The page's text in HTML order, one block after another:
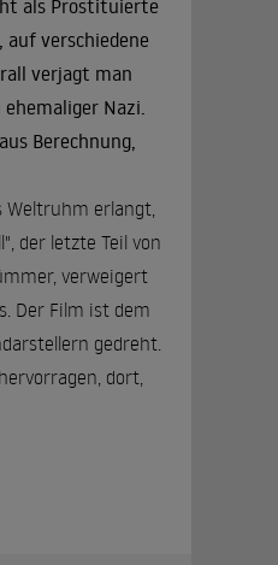
als Prostituierte
verschiedene
verjagt man
Nazi.
Berechnung,
Weltruhm erlangt,
der letzte Teil von
verweigert
Der Film ist dem
gedreht.
dort,